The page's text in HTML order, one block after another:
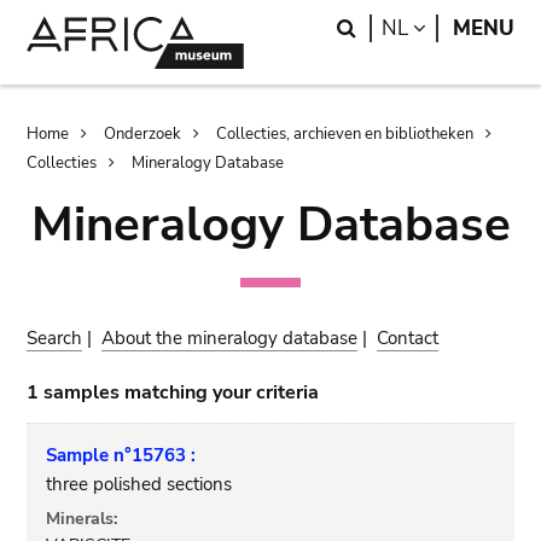
Search
NL LANGUAGE
MENU
Breadcrumb
Home Onderzoek
Collecties, archieven en bibliotheken
Collecties
Mineralogy Database
Mineralogy Database
Search |About the mineralogy database | Contact
1 samples matching your criteria
Sample n°15763 :
three polished sections
Minerals: